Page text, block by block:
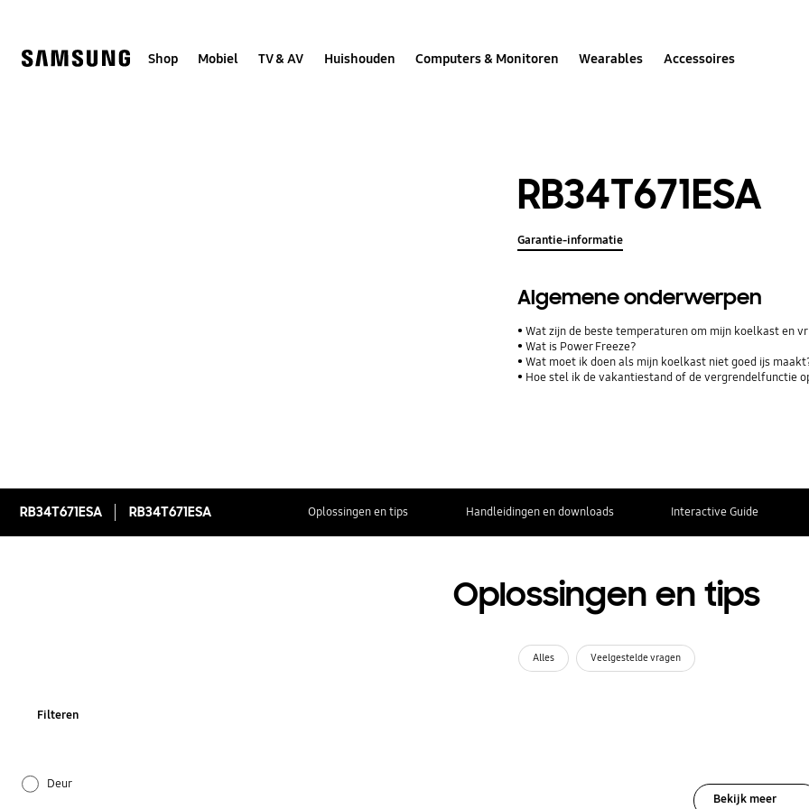
Shop Mobiel TV & AV Huishouden Computers & Monitoren Wearables Accessoires
RB34T671ESA
Garantie-informatie
Algemene onderwerpen
Wat zijn de beste temperaturen om mijn koelkast en
Wat is Power Freeze?
Wat moet ik doen als mijn koelkast niet goed ijs
Hoe stel ik de vakantiestand of de vergrendelfunctie
RB34T671ESA RB34T671ESA Oplossingen en tips Handleidingen en downloads Interactive Guide
Oplossingen en tips
Alles Veelgestelde vragen
Filteren
Deur
Bekijk meer